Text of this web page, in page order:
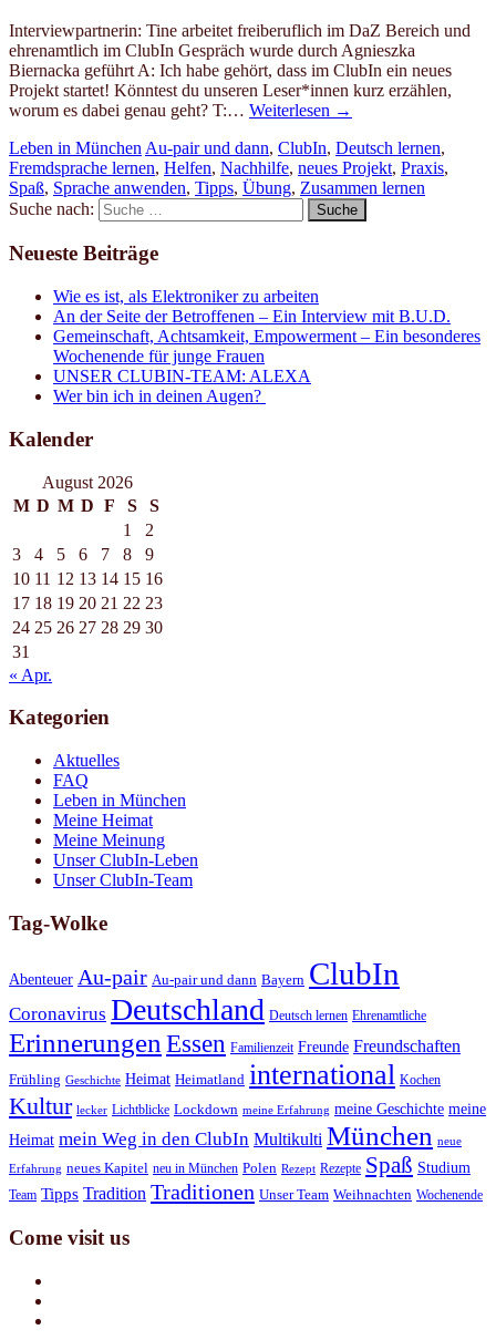
Interviewpartnerin: Tine arbeitet freiberuflich im DaZ Bereich und
ehrenamtlich im ClubIn Gespräch wurde durch Agnieszka
Biernacka geführt A: Ich habe gehört, dass im ClubIn ein neues
Projekt startet! Könntest du unseren Leser*innen kurz erzählen,
worum es dabei genau geht? T:… Weiterlesen →
Leben in München Au-pair und dann, ClubIn, Deutsch lernen,
Fremdsprache lernen, Helfen, Nachhilfe, neues Projekt, Praxis,
Spaß, Sprache anwenden, Tipps, Übung, Zusammen lernen
Suche nach:
Neueste Beiträge
Wie es ist, als Elektroniker zu arbeiten
An der Seite der Betroffenen – Ein Interview mit B.U.D.
Gemeinschaft, Achtsamkeit, Empowerment – Ein besonderes
Wochenende für junge Frauen
UNSER CLUBIN-TEAM: ALEXA
Wer bin ich in deinen Augen?
Kalender
August 2026
M D M D F S
S
1
2
3
4 5 6 7 8
9
10 11 12 13 14 15 16
17 18 19 20 21 22 23
24 25 26 27 28 29 30
31
« Apr.
Kategorien
Aktuelles
FAQ
Leben in München
Meine Heimat
Meine Meinung
Unser ClubIn-Leben
Unser ClubIn-Team
Tag-Wolke
Abenteuer Au-pair Au-pair und dann Bayern ClubIn
Coronavirus Deutschland Deutsch lernen Ehrenamtliche
ErinnerungenEssen Familienzeit Freunde Freundschaften
Frühling Geschichte Heimat Heimatland international Kochen
Kultur lecker Lichtblicke Lockdown meine Erfahrung meine Geschichte meine
Heimat mein Weg in den ClubIn Multikulti München neue
Erfahrung neues Kapitel neu in München Polen Rezept Rezepte Spaß Studium
Team Tipps Tradition Traditionen Unser Team Weihnachten Wochenende
Come visit us